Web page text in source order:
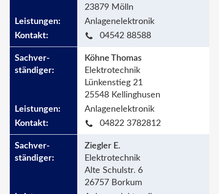
23879 Mölln
Anlagenelektronik
04542 88588
Köhne Thomas
Elektrotechnik
Lünkenstieg 21
25548 Kellinghusen
Anlagenelektronik
04822 3782812
Ziegler E.
Elektrotechnik
Alte Schulstr. 6
26757 Borkum